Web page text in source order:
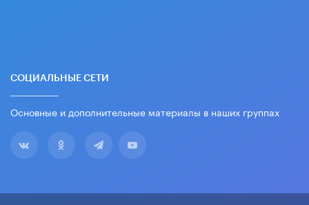
СОЦИАЛЬНЫЕ СЕТИ
Основные и дополнительные материалы в наших группах